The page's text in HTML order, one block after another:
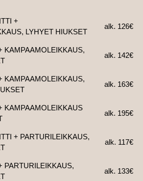
+
LYHYET HIUKSET
alk. 126€
KAMPAAMOLEIKKAUS,
alk. 142€
KAMPAAMOLEIKKAUS,
alk. 163€
KAMPAAMOLEIKKAUS
alk. 195€
+ PARTURILEIKKAUS,
alk. 117€
PARTURILEIKKAUS,
alk. 133€